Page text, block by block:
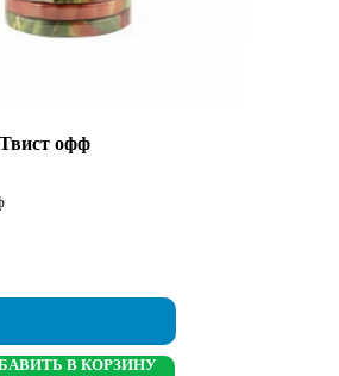
офф
В КОРЗИНУ